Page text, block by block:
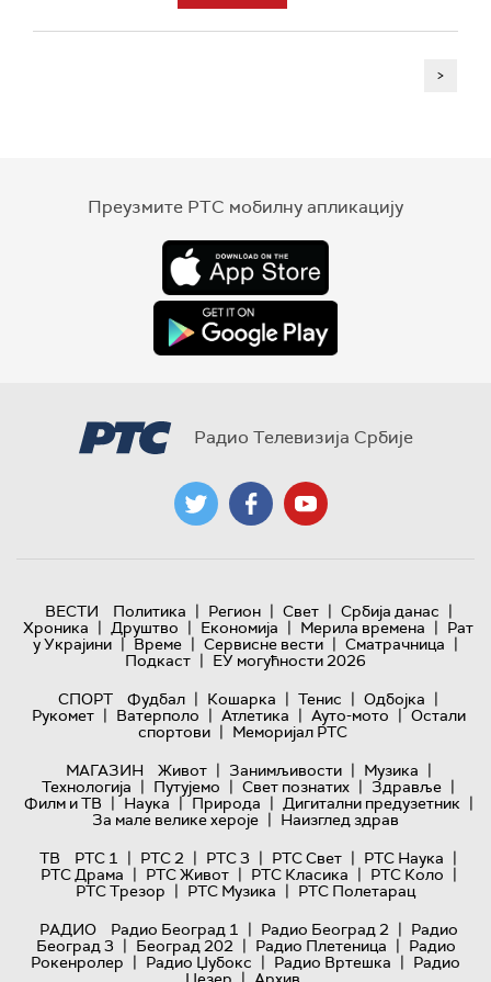
>
Преузмите РТС мобилну апликацију
Радио Телевизија Србије
ВЕСТИ Политика | Регион | Свет | Србија данас |
Хроника | Друштво | Економија | Мерила времена | Рат
у Украјини | Време | Сервисне вести | Сматрачница |
Подкаст | ЕУ могућности 2026
СПОРТ
Фудбал | Кошарка | Тенис | Одбојка |
Рукомет | Ватерполо | Атлетика | Ауто-мото | Остали
спортови | Меморијал РТС
МАГАЗИН
Живот | Занимљивости | Музика |
Технологијa | Путујемо | Свет познатих | Здравље |
Филм и ТВ | Наука | Природа | Дигитални предузетник |
За мале велике хероје | Наизглед здрав
ТВ
РТС 1 | РТС 2 | РТС 3 | РТС Свет | РТС Наука |
РТС Драма | РТС Живот | РТС Класика | РТС Коло |
РТС Трезор | РТС Музика | РТС Полетарац
РАДИО
Радио Београд 1 | Радио Београд 2 | Радио
Београд 3 | Београд 202 | Радио Плетеница | Радио
Рокенролер | Радио Џубокс | Радио Вртешка | Радио